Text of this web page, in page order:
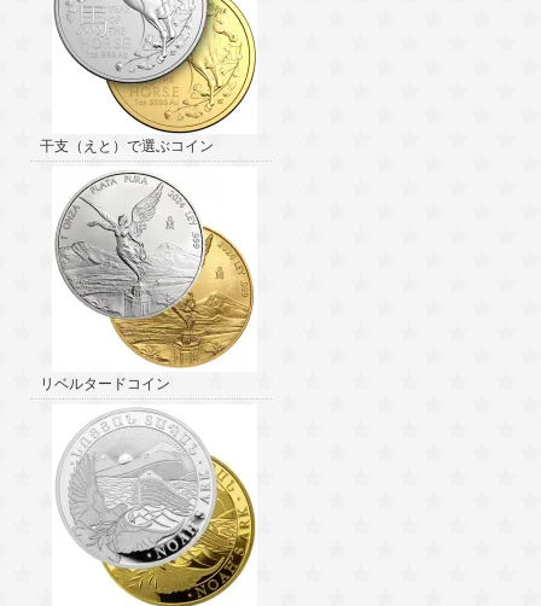
干支（えと）で選ぶコイン
リベルタードコイン